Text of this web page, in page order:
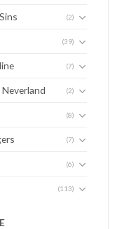
(2)
(39)
(7)
(2)
(8)
(7)
(6)
(113)